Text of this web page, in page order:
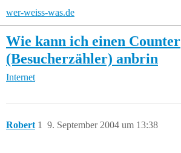
wer-weiss-was.de
Wie kann ich einen Counter
(Besucherzähler) anbrin
Internet
Robert 9. September 2004 um 13:38
1